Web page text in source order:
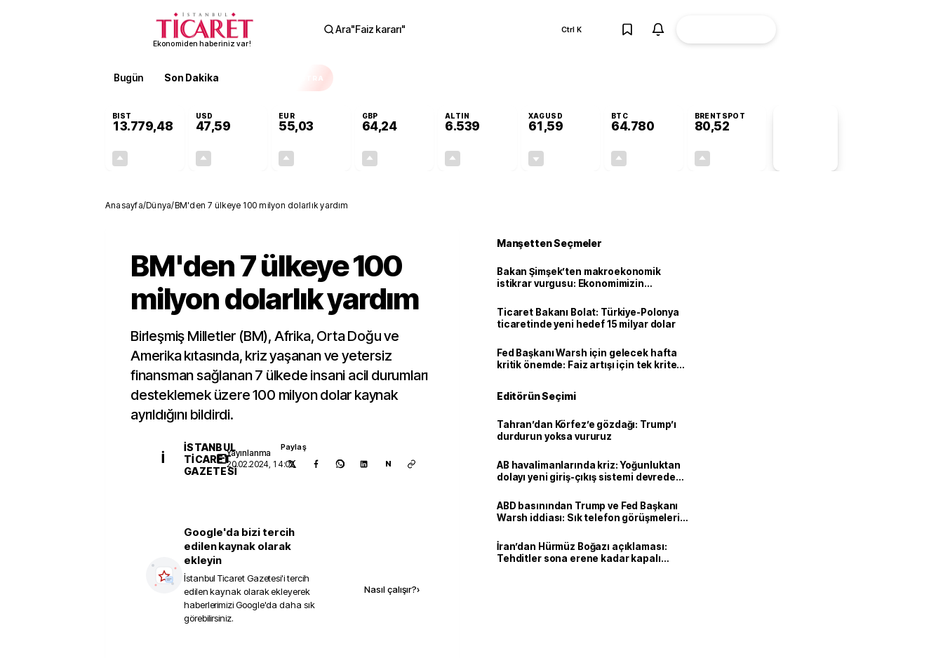
Ekonomiden haberiniz var!
Ara"Faiz kararı" Ctrl K
Bugün Son Dakika EKSTRA
BIST
13.779,48
USD
47,59
EUR
55,03
GBP
64,24
ALTIN
6.539
XAGUSD
61,59
BTC
64.780
BRENTSPOT
80,52
Anasayfa/Dünya/BM'den 7 ülkeye 100 milyon dolarlık yardım
BM'den 7 ülkeye 100
milyon dolarlık yardım
Birleşmiş Milletler (BM), Afrika, Orta Doğu ve
Amerika kıtasında, kriz yaşanan ve yetersiz
finansman sağlanan 7 ülkede insani acil durumları
desteklemek üzere 100 milyon dolar kaynak
ayrıldığını bildirdi.
İ
İSTANBUL
TICARET
GAZETESI
Yayınlanma
20.02.2024, 14:02
Paylaş
N
Google'da bizi tercih
edilen kaynak olarak
ekleyin
İstanbul Ticaret Gazetesi'i tercih
edilen kaynak olarak ekleyerek
haberlerimizi Google'da daha sık
görebilirsiniz.
Nasıl çalışır?›
Manşetten Seçmeler
Bakan Şimşek’ten makroekonomik
istikrar vurgusu: Ekonomimizin
Ticaret Bakanı Bolat: Türkiye-Polonya
ticaretinde yeni hedef 15 milyar dolar
Fed Başkanı Warsh için gelecek hafta
kritik önemde: Faiz artışı için tek kriter
Editörün Seçimi
Tahran’dan Körfez’e gözdağı: Trump’ı
durdurun yoksa vururuz
AB havalimanlarında kriz: Yoğunluktan
dolayı yeni giriş-çıkış sistemi devreden
ABD basınından Trump ve Fed Başkanı
Warsh iddiası: Sık telefon görüşmeleri
İran’dan Hürmüz Boğazı açıklaması:
Tehditler sona erene kadar kapalı